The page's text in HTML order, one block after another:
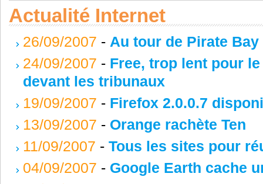
Actualité Internet
26/09/2007 - Au tour de Pirate
24/09/2007 - Free, trop lent pour
devant les tribunaux
19/09/2007 - Firefox 2.0.0.7
13/09/2007 - Orange rachète Ten
11/09/2007 - Tous les sites pour
04/09/2007 - Google Earth cache